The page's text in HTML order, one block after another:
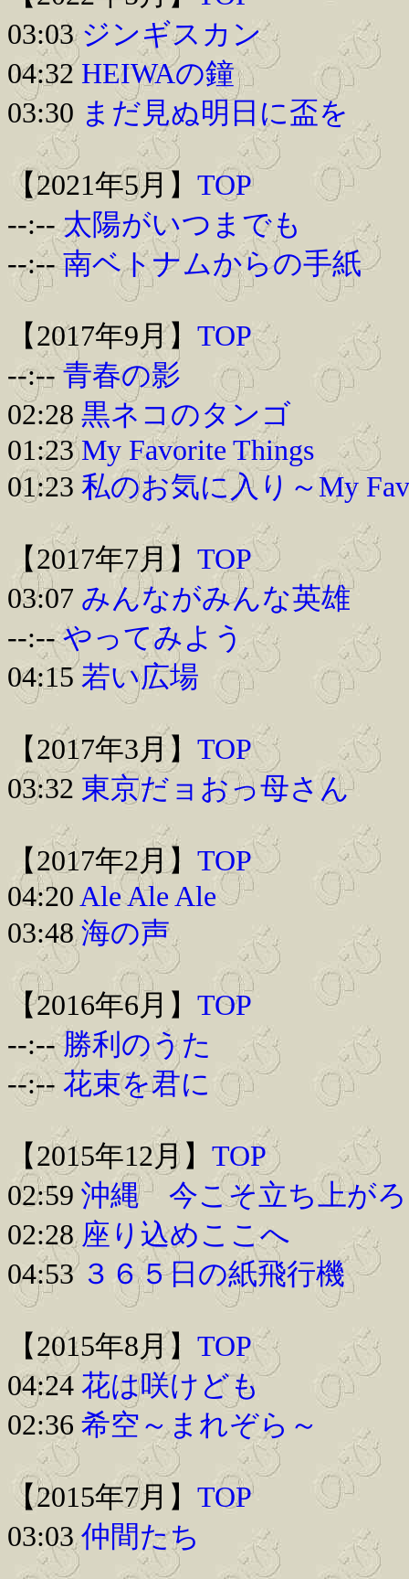
03:03ジンギスカン
04:32 HEIWAの鐘
03:30 まだ見ぬ明日に盃を
【2021年5月】 TOP
--:--太陽がいつまでも
--:--南ベトナムからの手紙
【2017年9月】 TOP
--:--青春の影
02:28 黒ネコのタンゴ
01:23My Favorite Things
01:23 私のお気に入り～My
【2017年7月】 TOP
03:07 みんながみんな英雄
--:--やってみよう
04:15若い広場
【2017年3月】 TOP
03:32 東京だョおっ母さん
【2017年2月】 TOP
04:20 Ale Ale Ale
03:48海の声
【2016年6月】 TOP
--:--勝利のうた
--:--花束を君に
【2015年12月】 TOP
02:59 沖縄 今こそ立ち上が
02:28座り込めここへ
04:53 ３６５日の紙飛行機
【2015年8月】 TOP
04:24 花は咲けども
02:36 希空～まれぞら～
【2015年7月】 TOP
03:03仲間たち